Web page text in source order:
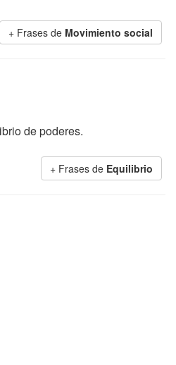
+ Frases de Movimiento social
de poderes.
+ Frases de Equilibrio